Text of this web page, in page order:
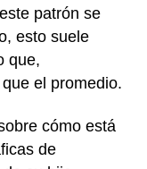
patrón se
esto suele
que,
el promedio.
cómo está
de